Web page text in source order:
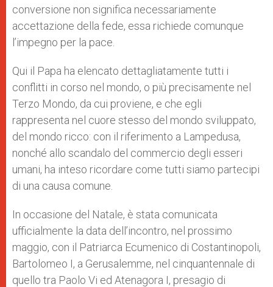
conversione non significa necessariamente
accettazione della fede, essa richiede comunque
l’impegno per la pace.
Qui il Papa ha elencato dettagliatamente tutti i
conflitti in corso nel mondo, o più precisamente nel
Terzo Mondo, da cui proviene, e che egli
rappresenta nel cuore stesso del mondo sviluppato,
del mondo ricco: con il riferimento a Lampedusa,
nonché allo scandalo del commercio degli esseri
umani, ha inteso ricordare come tutti siamo partecipi
di una causa comune.
In occasione del Natale, è stata comunicata
ufficialmente la data dell’incontro, nel prossimo
maggio, con il Patriarca Ecumenico di Costantinopoli,
Bartolomeo I, a Gerusalemme, nel cinquantennale di
quello tra Paolo Vi ed Atenagora I, presagio di